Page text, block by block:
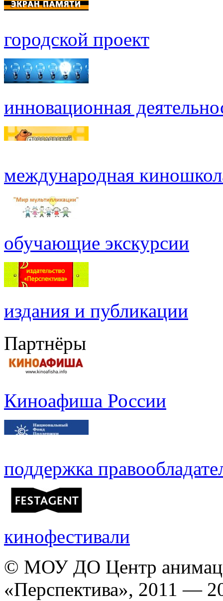
городской проект
инновационная
международная
обучающие экскурсии
издания и публикации
Партнёры
Киноафиша России
поддержка
кинофестивали
© МОУ ДО Центр
«Перспектива», 2011 —